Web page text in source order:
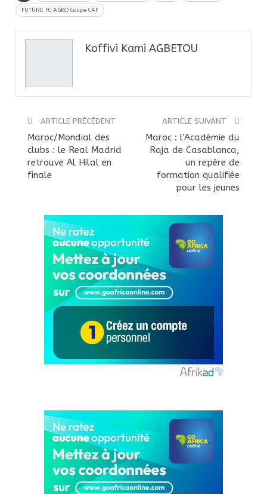
FUTURE FC ASKO Coupe CAF
Koffivi Kami AGBETOU
ARTICLE PRÉCÉDENT
Maroc/Mondial des
clubs : le Real Madrid
retrouve Al Hilal en
finale
ARTICLE SUIVANT
Maroc : l’Académie du
Raja de Casablanca,
un repère de
formation qualifiée
pour les jeunes